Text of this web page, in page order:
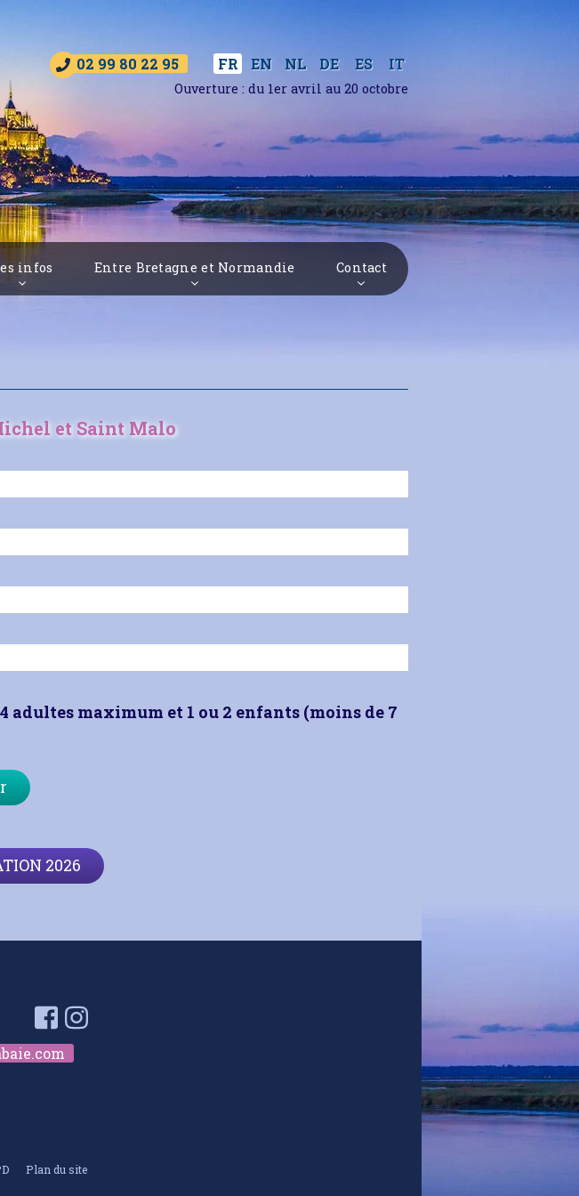
02 99 80 22 95 FR EN NL DE ES IT
Ouverture : du 1er avril au 20 octobre
infos Entre Bretagne et Normandie Contact
et Saint Malo
adultes maximum et 1 ou 2 enfants (moins de 7
2026
FacebookInstagram
Plan du site